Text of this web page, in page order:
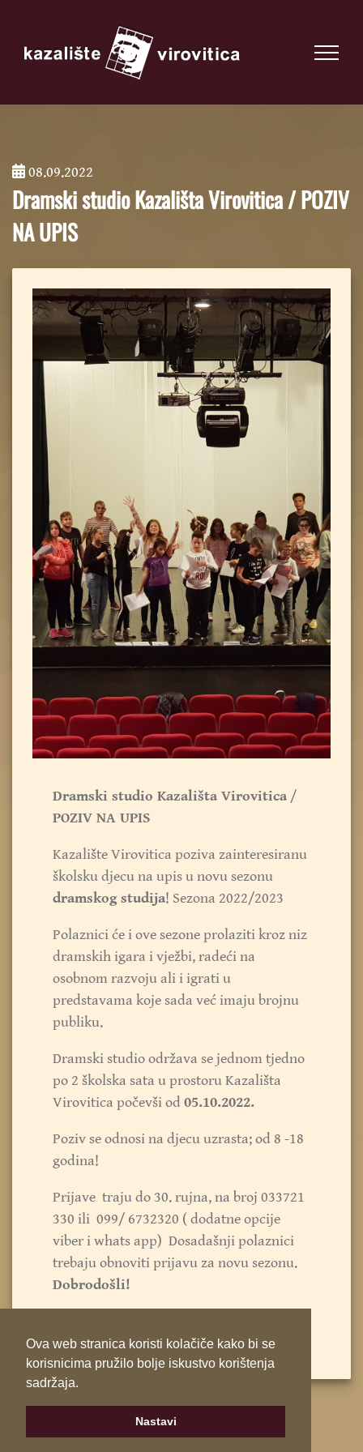
Ova web stranica koristi kolačiče kako bi se
korisnicima pružilo bolje iskustvo korištenja
sadržaja.
Nastavi
08.09.2022;
Dramski studio Kazališta Virovitica / POZIV
NA UPIS
Dramski studio Kazališta Virovitica /
POZIV NA UPIS
Kazalište Virovitica poziva zainteresiranu
školsku djecu na upis u novu sezonu
dramskog studija! Sezona 2022/2023
Polaznici će i ove sezone prolaziti kroz niz
dramskih igara i vježbi, radeći na
osobnom razvoju ali i igrati u
predstavama koje sada već imaju brojnu
publiku.
Dramski studio održava se jednom tjedno
po 2 školska sata u prostoru Kazališta
Virovitica počevši od05.10.2022.
Poziv se odnosi na djecu uzrasta; od 8 -18
godina!
Prijave traju do 30. rujna, na broj 033721
330 ili 099/ 6732320 ( dodatne opcije
viber i whats app) Dosadašnji polaznici
trebaju obnoviti prijavu za novu sezonu.
Dobrodošli!